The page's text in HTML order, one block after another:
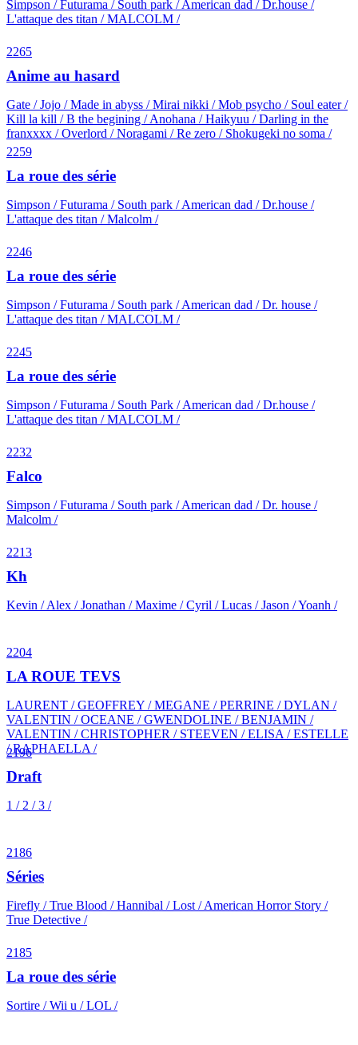
Simpson / Futurama / South park / American dad / Dr.house /
L'attaque des titan / MALCOLM /
2265
Anime au hasard
Gate / Jojo / Made in abyss / Mirai nikki / Mob psycho / Soul eater /
Kill la kill / B the begining / Anohana / Haikyuu / Darling in the
franxxxx / Overlord / Noragami / Re zero / Shokugeki no soma /
2259
La roue des série
Simpson / Futurama / South park / American dad / Dr.house /
L'attaque des titan / Malcolm /
2246
La roue des série
Simpson / Futurama / South park / American dad / Dr. house /
L'attaque des titan / MALCOLM /
2245
La roue des série
Simpson / Futurama / South Park / American dad / Dr.house /
L'attaque des titan / MALCOLM /
2232
Falco
Simpson / Futurama / South park / American dad / Dr. house /
Malcolm /
2213
Kh
Kevin / Alex / Jonathan / Maxime / Cyril / Lucas / Jason / Yoanh /
2204
LA ROUE TEVS
LAURENT / GEOFFREY / MEGANE / PERRINE / DYLAN /
VALENTIN / OCEANE / GWENDOLINE / BENJAMIN /
VALENTIN / CHRISTOPHER / STEEVEN / ELISA / ESTELLE
/ RAPHAELLA /
2196
Draft
1 / 2 / 3 /
2186
Séries
Firefly / True Blood / Hannibal / Lost / American Horror Story /
True Detective /
2185
La roue des série
Sortire / Wii u / LOL /